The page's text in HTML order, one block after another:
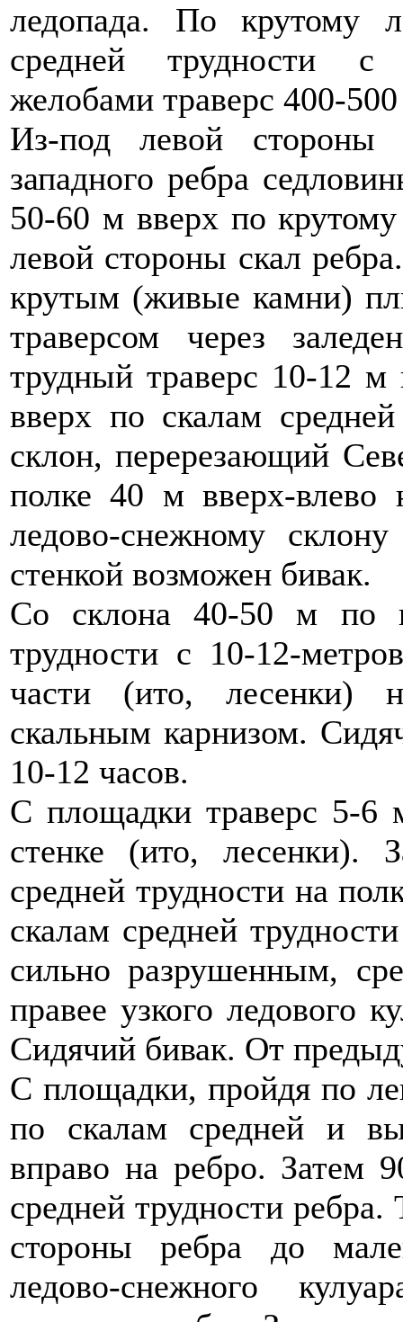
ледопада. По крутому
средней трудности с
желобами траверс 400-
Из-под левой стороны
западного ребра
50-60 м вверх по
левой стороны скал
крутым (живые камни)
траверсом через
трудный траверс 10-12
вверх по скалам
склон, перерезающий
полке 40 м вверх-
ледово-снежному
стенкой возможен бивак.
Со склона 40-50 м по
трудности с 10-12-
части (ито, лесенки)
скальным карнизом.
10-12 часов.
С площадки траверс 5-6
стенке (ито,
средней трудности на
скалам средней
сильно разрушенным,
правее узкого ледового
Сидячий бивак. От
С площадки, пройдя по
по скалам средней и
вправо на ребро. Затем
средней трудности
стороны ребра до
ледово-снежного